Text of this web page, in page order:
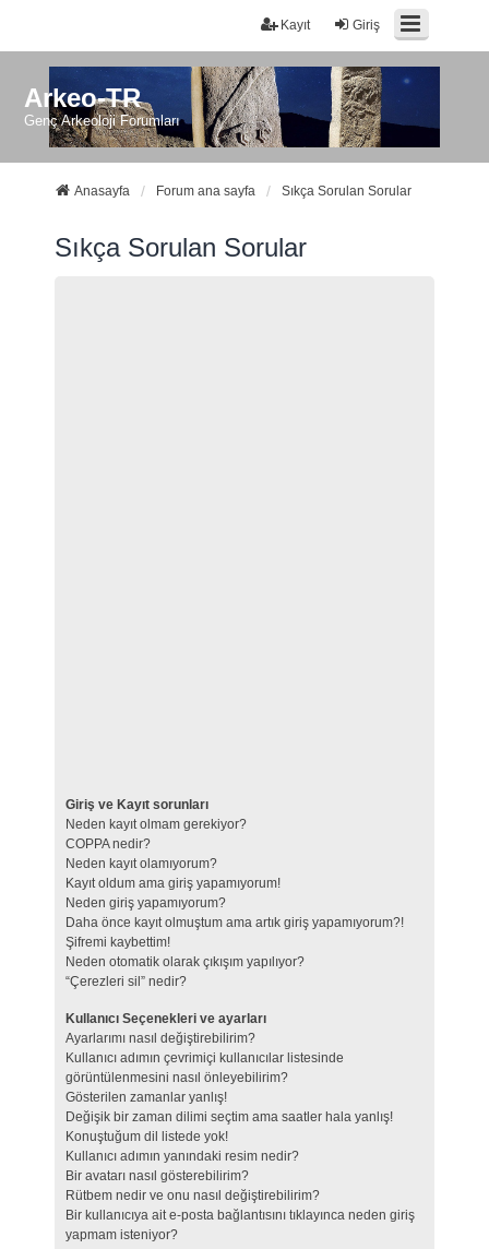
Giriş
Kayıt
Arkeo-TR
Genç Arkeoloji Forumları
Anasayfa Forum ana sayfa Sıkça Sorulan Sorular
Sıkça Sorulan Sorular
Giriş ve Kayıt sorunları
Neden kayıt olmam gerekiyor?
COPPA nedir?
Neden kayıt olamıyorum?
Kayıt oldum ama giriş yapamıyorum!
Neden giriş yapamıyorum?
Daha önce kayıt olmuştum ama artık giriş yapamıyorum?!
Şifremi kaybettim!
Neden otomatik olarak çıkışım yapılıyor?
“Çerezleri sil” nedir?
Kullanıcı Seçenekleri ve ayarları
Ayarlarımı nasıl değiştirebilirim?
Kullanıcı adımın çevrimiçi kullanıcılar listesinde
görüntülenmesini nasıl önleyebilirim?
Gösterilen zamanlar yanlış!
Değişik bir zaman dilimi seçtim ama saatler hala yanlış!
Konuştuğum dil listede yok!
Kullanıcı adımın yanındaki resim nedir?
Bir avatarı nasıl gösterebilirim?
Rütbem nedir ve onu nasıl değiştirebilirim?
Bir kullanıcıya ait e-posta bağlantısını tıklayınca neden giriş
yapmam isteniyor?